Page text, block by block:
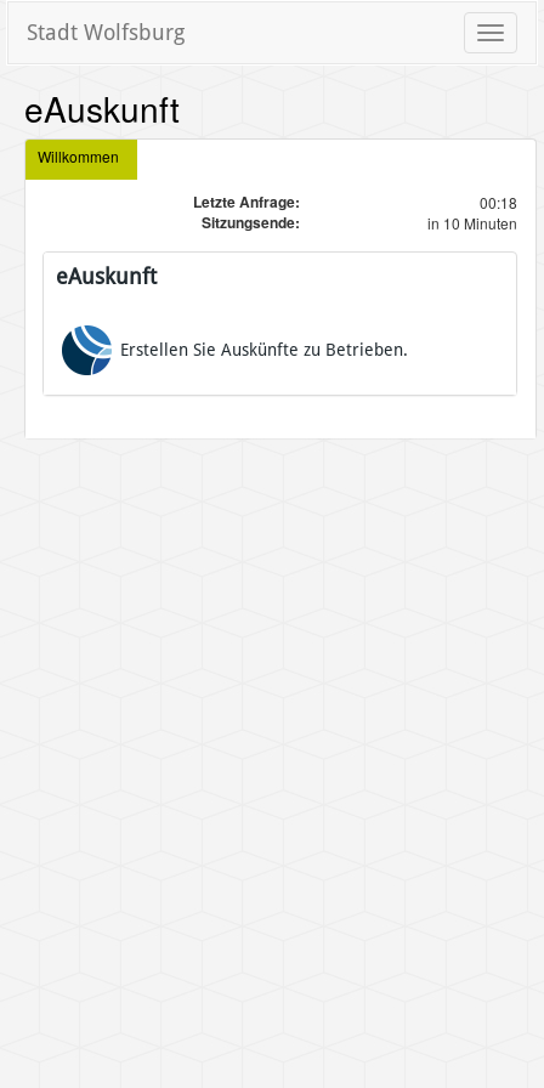
Toggle
Stadt Wolfsburg
eAuskunft
Willkommen
Letzte Anfrage: 00:18
Sitzungsende: in 10 Minuten
eAuskunft
Erstellen Sie Auskünfte zu Betrieben.